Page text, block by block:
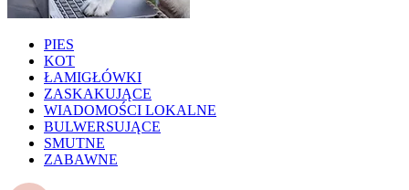
PIES
KOT
ŁAMIGŁÓWKI
ZASKAKUJĄCE
WIADOMOŚCI LOKALNE
BULWERSUJĄCE
SMUTNE
ZABAWNE